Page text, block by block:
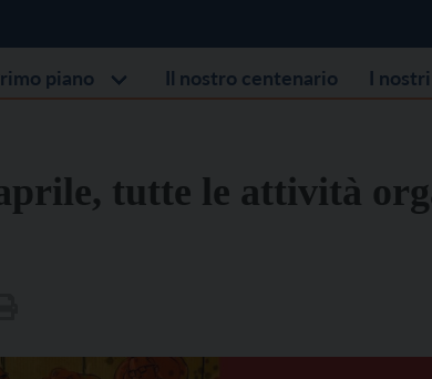
piano Il nostro centenario I
tutte le attività